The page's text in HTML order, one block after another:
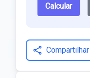
Calcular
Compartilhar